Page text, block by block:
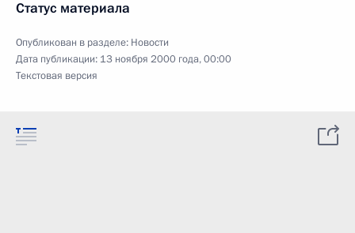
Статус материала
Опубликован в разделе: Новости
Дата публикации: 13 ноября 2000 года, 00:00
Текстовая версия